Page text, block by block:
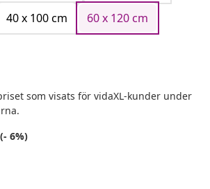
40 x 100 cm 60 x 120 cm
som visats för vidaXL-kunder under
6%)